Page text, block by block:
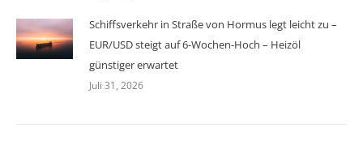
Schiffsverkehr in Straße von Hormus legt leicht zu –
EUR/USD steigt auf 6-Wochen-Hoch – Heizöl
günstiger erwartet
Juli 31, 2026